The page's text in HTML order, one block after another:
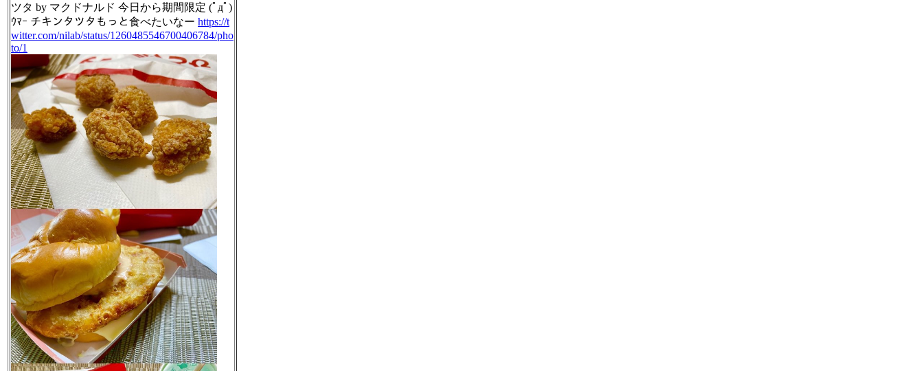
ツタ by マクドナルド 今日から期間限定 (ﾟдﾟ)
ｳﾏｰ チキンタツタもっと食べたいなー https://t
witter.com/nilab/status/1260485546700406784/pho
to/1